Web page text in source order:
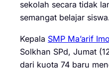
sekolah secara tidak
semangat belajar
Kepala SMP Ma’arif
Solkhan SPd, Jumat
dari kuota 74 baru